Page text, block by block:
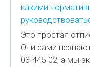
какими
Это простая
Они сами
03-445-02, а мы